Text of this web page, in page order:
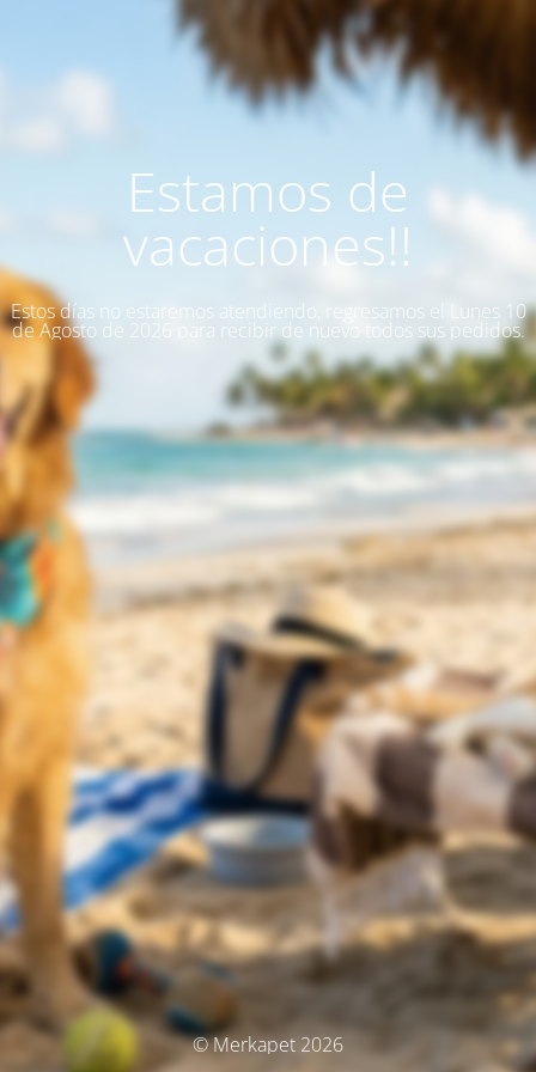
Estamos de
vacaciones!!
Estos días no estaremos atendiendo, regresamos el Lunes 10
de Agosto de 2026 para recibir de nuevo todos sus pedidos.
© Merkapet 2026